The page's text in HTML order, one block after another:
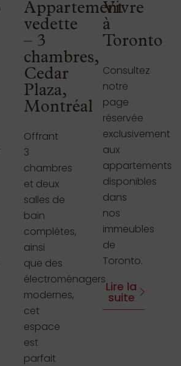
Appartement
vedette
– 3
chambres,
Cedar
Plaza,
Montréal
Offrant
3
chambres
et deux
salles de
bain
complètes,
ainsi
que des
électroménagers
modernes,
cet
espace
est
parfait
Vivre
à
Toronto
Consultez
notre
page
réservée
exclusivement
aux
appartements
disponibles
dans
nos
immeubles
de
Toronto.
Lire la
suite